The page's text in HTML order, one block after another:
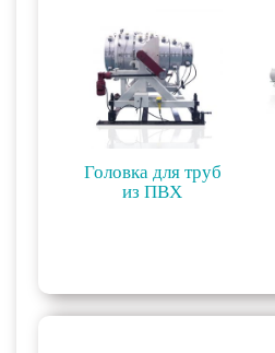
Головка для труб
из ПВХ